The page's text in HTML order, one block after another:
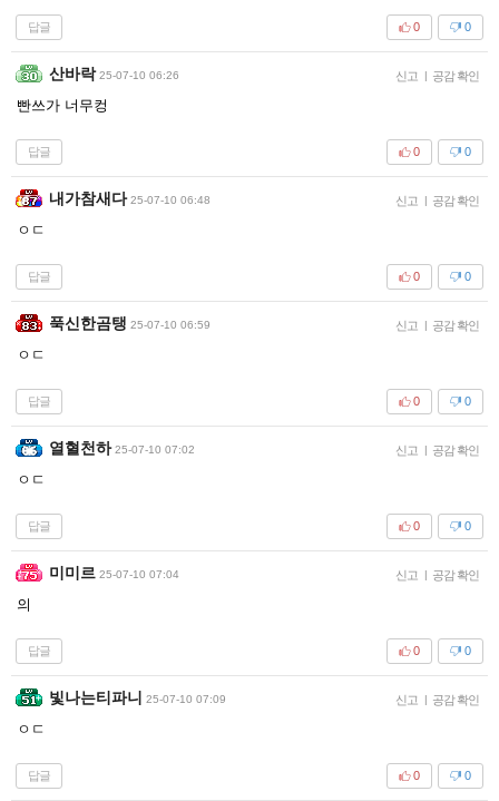
답글 0
0
산바락 25-07-10 06:26 신고 | 공감 확인
빤쓰가 너무컹
답글 0
0
내가참새다 25-07-10 06:48 신고 | 공감 확인
ㅇㄷ
답글 0
0
푹신한곰탱 25-07-10 06:59 신고 | 공감 확인
ㅇㄷ
답글 0
0
열혈천하 25-07-10 07:02 신고 | 공감 확인
ㅇㄷ
답글 0
0
미미르 25-07-10 07:04 신고 | 공감 확인
의
답글 0
0
빛나는티파니 25-07-10 07:09 신고 | 공감 확인
ㅇㄷ
답글 0
0